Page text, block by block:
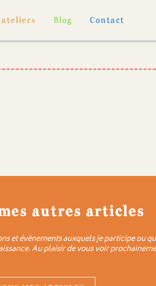
ateliers Blog Contact
autres articles
et évènements auxquels je participe ou
Au plaisir de vous voir